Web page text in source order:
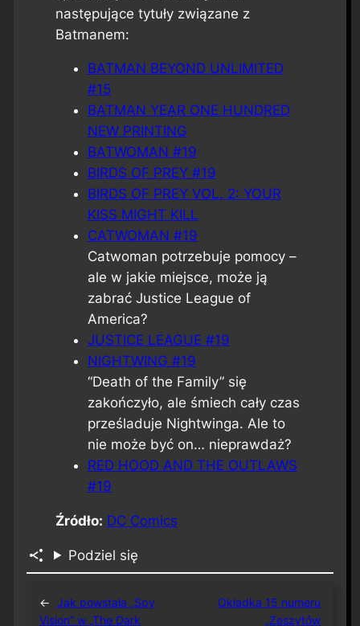
następujące tytuły związane z
Batmanem:
BATMAN BEYOND UNLIMITED
#15
BATMAN YEAR ONE HUNDRED
NEW PRINTING
BATWOMAN #19
BIRDS OF PREY #19
BIRDS OF PREY VOL. 2: YOUR
KISS MIGHT KILL
CATWOMAN #19
Catwoman potrzebuje pomocy –
ale w jakie miejsce, może ją
zabrać Justice League of
America?
JUSTICE LEAGUE #19
NIGHTWING #19
“Death of the Family” się
zakończyło, ale śmiech cały czas
prześladuje Nightwinga. Ale to
nie może być on… nieprawdaż?
RED HOOD AND THE OUTLAWS
#19
Źródło: DC Comics
Podziel się
← Jak powstała „Spy
Vision” w „The Dark
Okładka 15 numeru
„Zeszytów